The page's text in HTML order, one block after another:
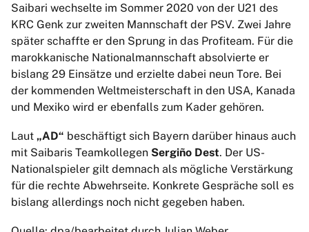
Saibari wechselte im Sommer 2020 von der U21 des
KRC Genk zur zweiten Mannschaft der PSV. Zwei Jahre
später schaffte er den Sprung in das Profiteam. Für die
marokkanische Nationalmannschaft absolvierte er
bislang 29 Einsätze und erzielte dabei neun Tore. Bei
der kommenden Weltmeisterschaft in den USA, Kanada
und Mexiko wird er ebenfalls zum Kader gehören.
Laut „AD“ beschäftigt sich Bayern darüber hinaus auch
mit Saibaris Teamkollegen Sergiño Dest. Der US-
Nationalspieler gilt demnach als mögliche Verstärkung
für die rechte Abwehrseite. Konkrete Gespräche soll es
bislang allerdings noch nicht gegeben haben.